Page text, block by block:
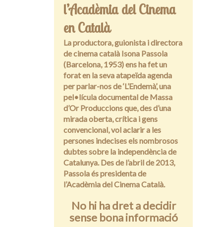
l’Acadèmia del Cinema
en Català
La productora, guionista i directora
de cinema català Isona Passola
(Barcelona, 1953) ens ha fet un
forat en la seva atapeïda agenda
per parlar-nos de ‘L’Endemà’, una
pel•lícula documental de Massa
d’Or Produccions que, des d’una
mirada oberta, crítica i gens
convencional, vol aclarir a les
persones indecises els nombrosos
dubtes sobre la independència de
Catalunya. Des de l’abril de 2013,
Passola és presidenta de
l’Acadèmia del Cinema Català.
No hi ha dret a decidir
sense bona informació